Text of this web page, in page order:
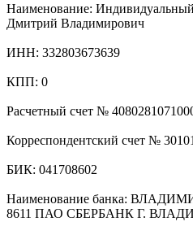
Наименование:
Дмитрий Владимирович
ИНН: 332803673639
КПП: 0
Расчетный счет №
Корреспондентский счет №
БИК: 041708602
Наименование банка:
8611 ПАО СБЕРБАНК Г.